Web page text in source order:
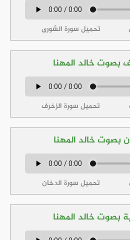
تحميل سورة الشورى
بصوت خالد المهنا
تحميل سورة الزخرف
بصوت خالد المهنا
تحميل سورة الدخان
بصوت خالد المهنا